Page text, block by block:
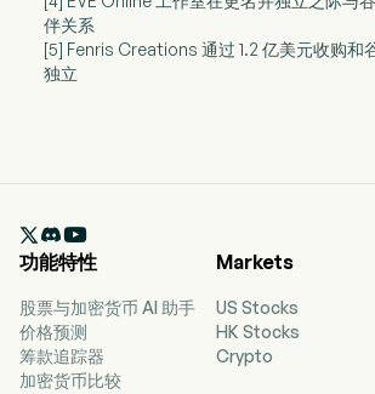
伴关系
[5] Fenris Creations 通过 1.2 亿美元收购和
独立

功能特性
股票与加密货币 AI 助手
价格预测
筹款追踪器
加密货币比较
Markets
US Stocks
HK Stocks
Crypto